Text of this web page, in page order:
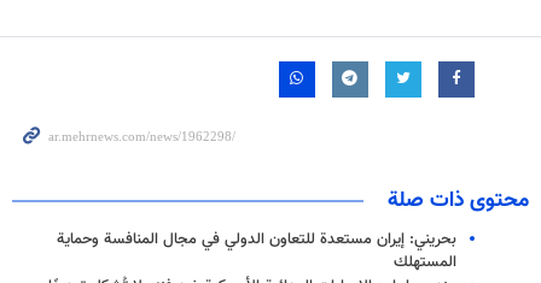
محتوى ذات صلة
بحريني: إيران مستعدة للتعاون الدولي في مجال المنافسة وحماية
المستهلك